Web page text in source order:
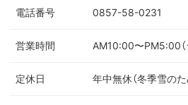
電話番号 0857-58-0231
営業時間 AM10:00〜PM5:00
定休日 年中無休（冬季雪の